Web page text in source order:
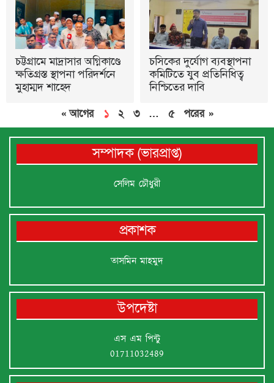
চট্টগ্রামে মাদ্রাসার অগ্নিকাণ্ডে
ক্ষতিগ্রস্ত স্থাপনা পরিদর্শনে
মুহাম্মদ শাহেদ
চসিকের দুর্যোগ ব্যবস্থাপনা
কমিটিতে যুব প্রতিনিধিত্ব
নিশ্চিতের দাবি
« আগের ১ ২ ৩ … ৫ পরের »
সম্পাদক (ভারপ্রাপ্ত)
সেলিম চৌধুরী
প্রকাশক
তাসমিন মাহমুদ
উপদেষ্টা
এস এম পিন্টু
01711032489